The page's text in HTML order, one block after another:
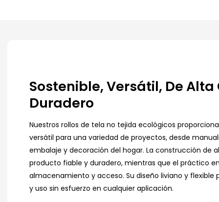
Sostenible, Versátil, De
Duradero
Nuestros rollos de tela no tejida ecológicos
versátil para una variedad de proyectos, desde
embalaje y decoración del hogar. La construcción de
producto fiable y duradero, mientras que el práctico
almacenamiento y acceso. Su diseño liviano y flexible
y uso sin esfuerzo en cualquier aplicación.